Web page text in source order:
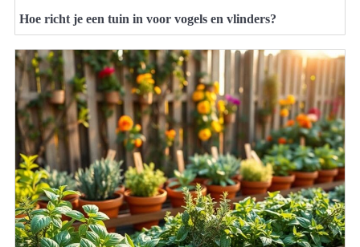
Hoe richt je een tuin in voor vogels en vlinders?